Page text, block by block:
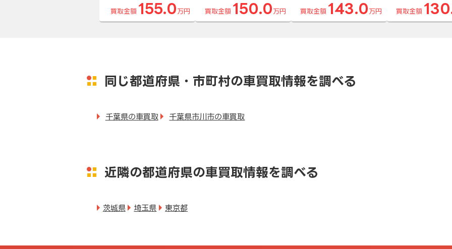
買取金額 155.0 万円 買取金額 150.0 万円 買取金額 143.0 万円 買取金額
同じ都道府県・市町村の車買取情報を調べる
千葉県の車買取 千葉県市川市の車買取
近隣の都道府県の車買取情報を調べる
茨城県 埼玉県 東京都